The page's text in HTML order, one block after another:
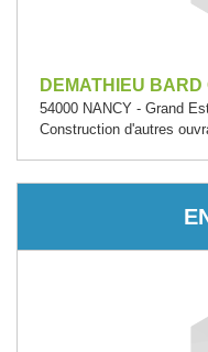
DEMATHIEU BARD
54000 NANCY - Grand
Construction d'autres